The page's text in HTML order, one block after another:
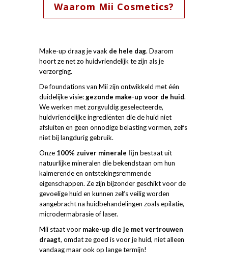
Waarom Mii Cosmetics?
Make-up draag je vaak de hele dag. Daarom
hoort ze net zo huidvriendelijk te zijn als je
verzorging.
De foundations van Mii zijn ontwikkeld met één
duidelijke visie:gezonde make-up voor de huid.
We werken met zorgvuldig geselecteerde,
huidvriendelijke ingrediënten die de huid niet
afsluiten en geen onnodige belasting vormen, zelfs
niet bij langdurig gebruik.
Onze 100% zuiver minerale lijn bestaat uit
natuurlijke mineralen die bekendstaan om hun
kalmerende en ontstekingsremmende
eigenschappen. Ze zijn bijzonder geschikt voor de
gevoelige huid en kunnen zelfs veilig worden
aangebracht na huidbehandelingen zoals epilatie,
microdermabrasie of laser.
Mii staat voor make-up die je met vertrouwen
draagt, omdat ze goed is voor je huid, niet alleen
vandaag maar ook op lange termijn!